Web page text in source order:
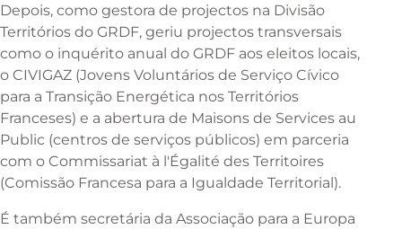
Depois, como gestora de projectos na Divisão
Territórios do GRDF, geriu projectos transversais
como o inquérito anual do GRDF aos eleitos locais,
o CIVIGAZ (Jovens Voluntários de Serviço Cívico
para a Transição Energética nos Territórios
Franceses) e a abertura de Maisons de Services au
Public (centros de serviços públicos) em parceria
com o Commissariat à l'Égalité des Territoires
(Comissão Francesa para a Igualdade Territorial).
É também secretária da Associação para a Europa